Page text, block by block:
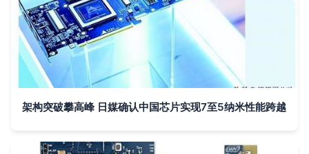
架构突破攀高峰 日媒确认中国芯片实现7至5纳米性能跨越